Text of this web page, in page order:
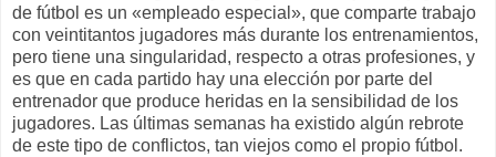
de fútbol es un «empleado especial», que comparte trabajo
con veintitantos jugadores más durante los entrenamientos,
pero tiene una singularidad, respecto a otras profesiones, y
es que en cada partido hay una elección por parte del
entrenador que produce heridas en la sensibilidad de los
jugadores. Las últimas semanas ha existido algún rebrote
de este tipo de conflictos, tan viejos como el propio fútbol.